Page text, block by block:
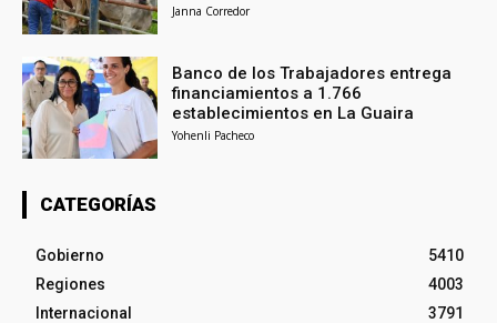
Janna Corredor
Banco de los Trabajadores entrega
financiamientos a 1.766
establecimientos en La Guaira
Yohenli Pacheco
CATEGORÍAS
Gobierno
5410
Regiones
4003
Internacional
3791